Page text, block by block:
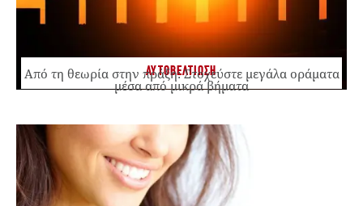
ΑΥΤΟΒΕΛΤΙΩΣΗ
Από τη θεωρία στην πράξη: Στοχεύστε μεγάλα οράματα
μέσα από μικρά βήματα